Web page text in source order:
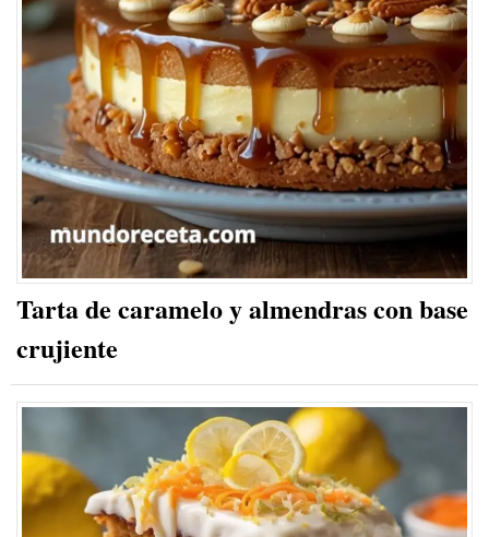
Tarta de caramelo y almendras con base
crujiente